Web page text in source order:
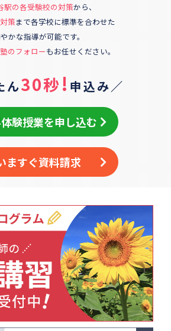
駅の各受験校の対策から、
策まで各学校に標準を合わせた
かな指導が可能です。
塾のフォローもお任せください。
ん30秒! 申込み／
験授業を申し込む
ますぐ資料請求